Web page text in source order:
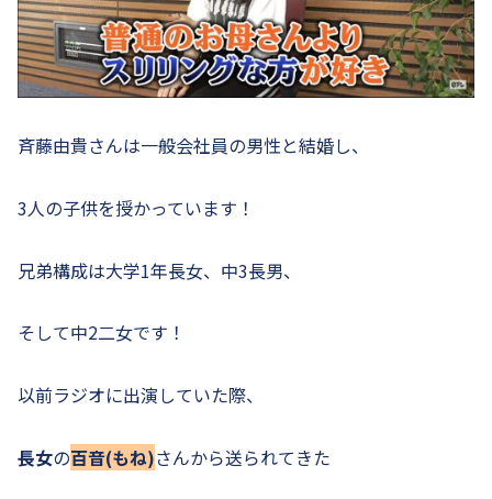
斉藤由貴さんは一般会社員の男性と結婚し、
3人の子供を授かっています！
兄弟構成は大学1年長女、中3長男、
そして中2二女です！
以前ラジオに出演していた際、
長女の百音(もね)さんから送られてきた